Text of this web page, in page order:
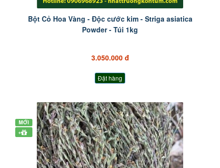
Bột Cỏ Hoa Vàng - Độc cước kim - Striga asiatica
Powder - Túi 1kg
3.050.000 đ
Đặt hàng
MỚI
+